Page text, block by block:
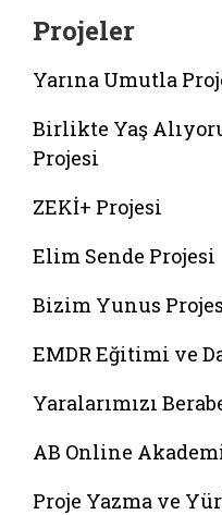
Projeler
Yarına Umutla
Birlikte Yaş
Projesi
ZEKİ+ Projesi
Elim Sende Projesi
Bizim Yunus
EMDR Eğitimi ve
Yaralarımızı
AB Online
Proje Yazma ve